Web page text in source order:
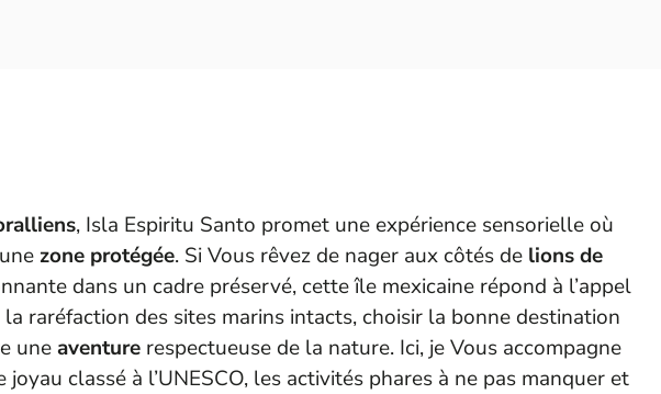
, Isla Espiritu Santo promet une expérience sensorielle où
zone protégée. Si Vous rêvez de nager aux côtés de lions de
dans un cadre préservé, cette île mexicaine répond à l’appel
la raréfaction des sites marins intacts, choisir la bonne destination
uneaventure respectueuse de la nature. Ici, je Vous accompagne
classé à l’UNESCO, les activités phares à ne pas manquer et